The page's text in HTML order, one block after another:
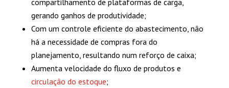
compartilhamento de plataformas de carga,
gerando ganhos de produtividade;
Com um controle eficiente do abastecimento, não
há a necessidade de compras fora do
planejamento, resultando num reforço de caixa;
Aumenta velocidade do fluxo de produtos e
circulação do estoque;